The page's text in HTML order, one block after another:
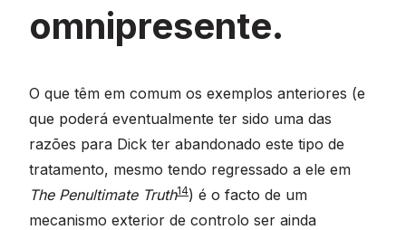
omnipresente.
O que têm em comum os exemplos anteriores (e
que poderá eventualmente ter sido uma das
razões para Dick ter abandonado este tipo de
tratamento, mesmo tendo regressado a ele em
The Penultimate Truth14) é o facto de um
mecanismo exterior de controlo ser ainda